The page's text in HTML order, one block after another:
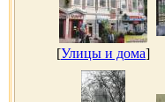
[Улицы и дома]